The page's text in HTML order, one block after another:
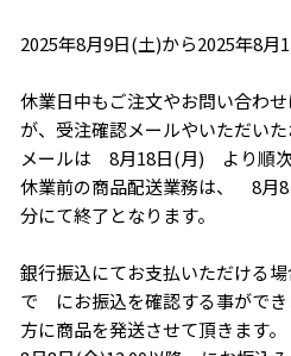
2025年8月9日(土)から2025年8月
休業日中もご注文やお問い合わ
が、受注確認メールやいただい
メールは 8月18日(月) より順次
休業前の商品配送業務は、 8月
分にて終了となります。
銀行振込にてお支払いただける
で にお振込を確認する事ができ
方に商品を発送させて頂きます。